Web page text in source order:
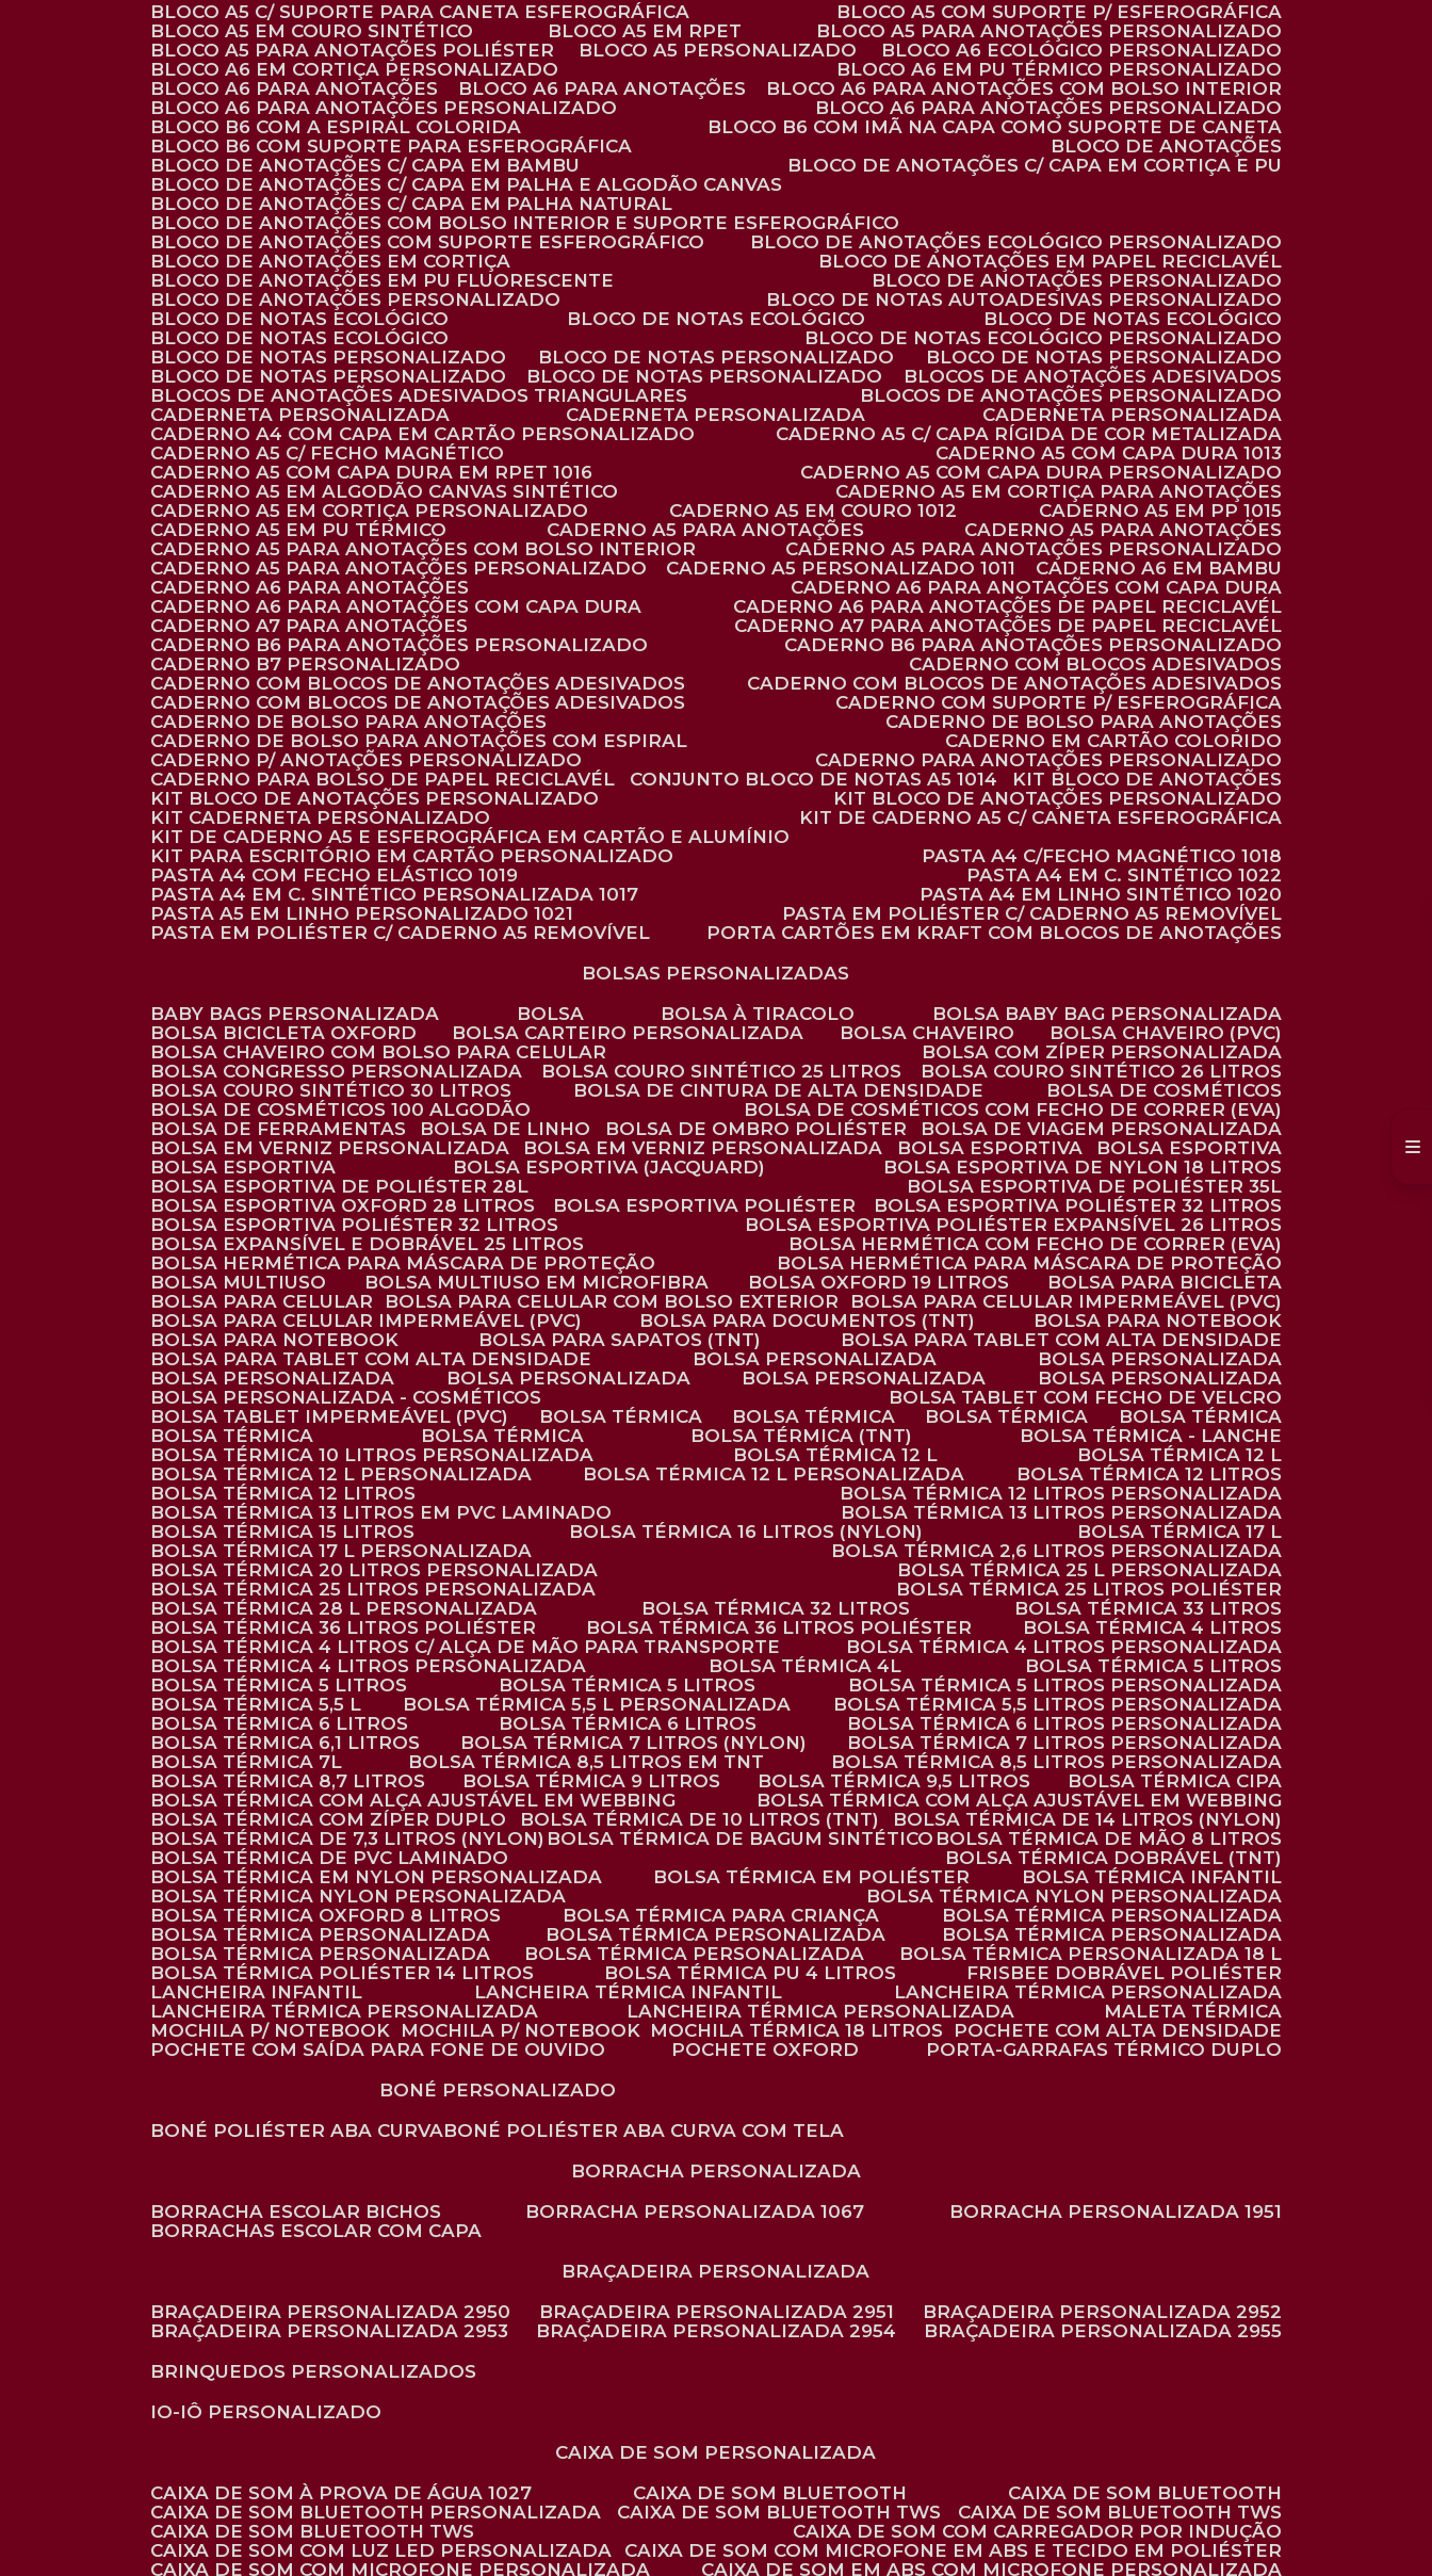
BLOCO A5 C/ SUPORTE PARA CANETA ESFEROGRÁFICA
BLOCO A5 COM SUPORTE P/ ESFEROGRÁFICA
BLOCO A5 EM COURO SINTÉTICO
BLOCO A5 EM RPET
BLOCO A5 PARA ANOTAÇÕES PERSONALIZADO
BLOCO A5 PARA ANOTAÇÕES POLIÉSTER
BLOCO A5 PERSONALIZADO
BLOCO A6 ECOLÓGICO PERSONALIZADO
BLOCO A6 EM CORTIÇA PERSONALIZADO
BLOCO A6 EM PU TÉRMICO PERSONALIZADO
BLOCO A6 PARA ANOTAÇÕES
BLOCO A6 PARA ANOTAÇÕES
BLOCO A6 PARA ANOTAÇÕES COM BOLSO INTERIOR
BLOCO A6 PARA ANOTAÇÕES PERSONALIZADO
BLOCO A6 PARA ANOTAÇÕES PERSONALIZADO
BLOCO B6 COM A ESPIRAL COLORIDA
BLOCO B6 COM IMÃ NA CAPA COMO SUPORTE DE CANETA
BLOCO B6 COM SUPORTE PARA ESFEROGRÁFICA
BLOCO DE ANOTAÇÕES
BLOCO DE ANOTAÇÕES C/ CAPA EM BAMBU
BLOCO DE ANOTAÇÕES C/ CAPA EM CORTIÇA E PU
BLOCO DE ANOTAÇÕES C/ CAPA EM PALHA E ALGODÃO CANVAS
BLOCO DE ANOTAÇÕES C/ CAPA EM PALHA NATURAL
BLOCO DE ANOTAÇÕES COM BOLSO INTERIOR E SUPORTE ESFEROGRÁFICO
BLOCO DE ANOTAÇÕES COM SUPORTE ESFEROGRÁFICO
BLOCO DE ANOTAÇÕES ECOLÓGICO PERSONALIZADO
BLOCO DE ANOTAÇÕES EM CORTIÇA
BLOCO DE ANOTAÇÕES EM PAPEL RECICLAVÉL
BLOCO DE ANOTAÇÕES EM PU FLUORESCENTE
BLOCO DE ANOTAÇÕES PERSONALIZADO
BLOCO DE ANOTAÇÕES PERSONALIZADO
BLOCO DE NOTAS AUTOADESIVAS PERSONALIZADO
BLOCO DE NOTAS ECOLÓGICO
BLOCO DE NOTAS ECOLÓGICO
BLOCO DE NOTAS ECOLÓGICO
BLOCO DE NOTAS ECOLÓGICO
BLOCO DE NOTAS ECOLÓGICO PERSONALIZADO
BLOCO DE NOTAS PERSONALIZADO
BLOCO DE NOTAS PERSONALIZADO
BLOCO DE NOTAS PERSONALIZADO
BLOCO DE NOTAS PERSONALIZADO
BLOCO DE NOTAS PERSONALIZADO
BLOCOS DE ANOTAÇÕES ADESIVADOS
BLOCOS DE ANOTAÇÕES ADESIVADOS TRIANGULARES
BLOCOS DE ANOTAÇÕES PERSONALIZADO
CADERNETA PERSONALIZADA
CADERNETA PERSONALIZADA
CADERNETA PERSONALIZADA
CADERNO A4 COM CAPA EM CARTÃO PERSONALIZADO
CADERNO A5 C/ CAPA RÍGIDA DE COR METALIZADA
CADERNO A5 C/ FECHO MAGNÉTICO
CADERNO A5 COM CAPA DURA 1013
CADERNO A5 COM CAPA DURA EM RPET 1016
CADERNO A5 COM CAPA DURA PERSONALIZADO
CADERNO A5 EM ALGODÃO CANVAS SINTÉTICO
CADERNO A5 EM CORTIÇA PARA ANOTAÇÕES
CADERNO A5 EM CORTIÇA PERSONALIZADO
CADERNO A5 EM COURO 1012
CADERNO A5 EM PP 1015
CADERNO A5 EM PU TÉRMICO
CADERNO A5 PARA ANOTAÇÕES
CADERNO A5 PARA ANOTAÇÕES
CADERNO A5 PARA ANOTAÇÕES COM BOLSO INTERIOR
CADERNO A5 PARA ANOTAÇÕES PERSONALIZADO
CADERNO A5 PARA ANOTAÇÕES PERSONALIZADO
CADERNO A5 PERSONALIZADO 1011
CADERNO A6 EM BAMBU
CADERNO A6 PARA ANOTAÇÕES
CADERNO A6 PARA ANOTAÇÕES COM CAPA DURA
CADERNO A6 PARA ANOTAÇÕES COM CAPA DURA
CADERNO A6 PARA ANOTAÇÕES DE PAPEL RECICLAVÉL
CADERNO A7 PARA ANOTAÇÕES
CADERNO A7 PARA ANOTAÇÕES DE PAPEL RECICLAVÉL
CADERNO B6 PARA ANOTAÇÕES PERSONALIZADO
CADERNO B6 PARA ANOTAÇÕES PERSONALIZADO
CADERNO B7 PERSONALIZADO
CADERNO COM BLOCOS ADESIVADOS
CADERNO COM BLOCOS DE ANOTAÇÕES ADESIVADOS
CADERNO COM BLOCOS DE ANOTAÇÕES ADESIVADOS
CADERNO COM BLOCOS DE ANOTAÇÕES ADESIVADOS
CADERNO COM SUPORTE P/ ESFEROGRÁFICA
CADERNO DE BOLSO PARA ANOTAÇÕES
CADERNO DE BOLSO PARA ANOTAÇÕES
CADERNO DE BOLSO PARA ANOTAÇÕES COM ESPIRAL
CADERNO EM CARTÃO COLORIDO
CADERNO P/ ANOTAÇÕES PERSONALIZADO
CADERNO PARA ANOTAÇÕES PERSONALIZADO
CADERNO PARA BOLSO DE PAPEL RECICLAVÉL
CONJUNTO BLOCO DE NOTAS A5 1014
KIT BLOCO DE ANOTAÇÕES
KIT BLOCO DE ANOTAÇÕES PERSONALIZADO
KIT BLOCO DE ANOTAÇÕES PERSONALIZADO
KIT CADERNETA PERSONALIZADO
KIT DE CADERNO A5 C/ CANETA ESFEROGRÁFICA
KIT DE CADERNO A5 E ESFEROGRÁFICA EM CARTÃO E ALUMÍNIO
KIT PARA ESCRITÓRIO EM CARTÃO PERSONALIZADO
PASTA A4 C/FECHO MAGNÉTICO 1018
PASTA A4 COM FECHO ELÁSTICO 1019
PASTA A4 EM C. SINTÉTICO 1022
PASTA A4 EM C. SINTÉTICO PERSONALIZADA 1017
PASTA A4 EM LINHO SINTÉTICO 1020
PASTA A5 EM LINHO PERSONALIZADO 1021
PASTA EM POLIÉSTER C/ CADERNO A5 REMOVÍVEL
PASTA EM POLIÉSTER C/ CADERNO A5 REMOVÍVEL
PORTA CARTÕES EM KRAFT COM BLOCOS DE ANOTAÇÕES
BOLSAS PERSONALIZADAS
BABY BAGS PERSONALIZADA
BOLSA BOLSA À TIRACOLO
BOLSA BABY BAG PERSONALIZADA
BOLSA BICICLETA OXFORD
BOLSA CARTEIRO PERSONALIZADA BOLSA CHAVEIRO
BOLSA CHAVEIRO (PVC)
BOLSA CHAVEIRO COM BOLSO PARA CELULAR
BOLSA COM ZÍPER PERSONALIZADA
BOLSA CONGRESSO PERSONALIZADA
BOLSA COURO SINTÉTICO 25 LITROS
BOLSA COURO SINTÉTICO 26 LITROS
BOLSA COURO SINTÉTICO 30 LITROS
BOLSA DE CINTURA DE ALTA DENSIDADE
BOLSA DE COSMÉTICOS
BOLSA DE COSMÉTICOS 100 ALGODÃO
BOLSA DE COSMÉTICOS COM FECHO DE CORRER (EVA)
BOLSA DE FERRAMENTAS
BOLSA DE LINHO BOLSA DE OMBRO POLIÉSTER
BOLSA DE VIAGEM PERSONALIZADA
BOLSA EM VERNIZ PERSONALIZADA
BOLSA EM VERNIZ PERSONALIZADA BOLSA ESPORTIVA
BOLSA ESPORTIVA
BOLSA ESPORTIVA
BOLSA ESPORTIVA (JACQUARD)
BOLSA ESPORTIVA DE NYLON 18 LITROS
BOLSA ESPORTIVA DE POLIÉSTER 28L
BOLSA ESPORTIVA DE POLIÉSTER 35L
BOLSA ESPORTIVA OXFORD 28 LITROS
BOLSA ESPORTIVA POLIÉSTER
BOLSA ESPORTIVA POLIÉSTER 32 LITROS
BOLSA ESPORTIVA POLIÉSTER 32 LITROS
BOLSA ESPORTIVA POLIÉSTER EXPANSÍVEL 26 LITROS
BOLSA EXPANSÍVEL E DOBRÁVEL 25 LITROS
BOLSA HERMÉTICA COM FECHO DE CORRER (EVA)
BOLSA HERMÉTICA PARA MÁSCARA DE PROTEÇÃO
BOLSA HERMÉTICA PARA MÁSCARA DE PROTEÇÃO
BOLSA MULTIUSO
BOLSA MULTIUSO EM MICROFIBRA BOLSA OXFORD 19 LITROS
BOLSA PARA BICICLETA
BOLSA PARA CELULAR
BOLSA PARA CELULAR COM BOLSO EXTERIOR
BOLSA PARA CELULAR IMPERMEÁVEL (PVC)
BOLSA PARA CELULAR IMPERMEÁVEL (PVC)
BOLSA PARA DOCUMENTOS (TNT)
BOLSA PARA NOTEBOOK
BOLSA PARA NOTEBOOK
BOLSA PARA SAPATOS (TNT)
BOLSA PARA TABLET COM ALTA DENSIDADE
BOLSA PARA TABLET COM ALTA DENSIDADE
BOLSA PERSONALIZADA
BOLSA PERSONALIZADA
BOLSA PERSONALIZADA
BOLSA PERSONALIZADA BOLSA PERSONALIZADA
BOLSA PERSONALIZADA
BOLSA PERSONALIZADA - COSMÉTICOS
BOLSA TABLET COM FECHO DE VELCRO
BOLSA TABLET IMPERMEÁVEL (PVC)
BOLSA TÉRMICA BOLSA TÉRMICA BOLSA TÉRMICA
BOLSA TÉRMICA
BOLSA TÉRMICA
BOLSA TÉRMICA BOLSA TÉRMICA (TNT)
BOLSA TÉRMICA - LANCHE
BOLSA TÉRMICA 10 LITROS PERSONALIZADA
BOLSA TÉRMICA 12 L
BOLSA TÉRMICA 12 L
BOLSA TÉRMICA 12 L PERSONALIZADA
BOLSA TÉRMICA 12 L PERSONALIZADA
BOLSA TÉRMICA 12 LITROS
BOLSA TÉRMICA 12 LITROS
BOLSA TÉRMICA 12 LITROS PERSONALIZADA
BOLSA TÉRMICA 13 LITROS EM PVC LAMINADO
BOLSA TÉRMICA 13 LITROS PERSONALIZADA
BOLSA TÉRMICA 15 LITROS
BOLSA TÉRMICA 16 LITROS (NYLON)
BOLSA TÉRMICA 17 L
BOLSA TÉRMICA 17 L PERSONALIZADA
BOLSA TÉRMICA 2,6 LITROS PERSONALIZADA
BOLSA TÉRMICA 20 LITROS PERSONALIZADA
BOLSA TÉRMICA 25 L PERSONALIZADA
BOLSA TÉRMICA 25 LITROS PERSONALIZADA
BOLSA TÉRMICA 25 LITROS POLIÉSTER
BOLSA TÉRMICA 28 L PERSONALIZADA
BOLSA TÉRMICA 32 LITROS
BOLSA TÉRMICA 33 LITROS
BOLSA TÉRMICA 36 LITROS POLIÉSTER
BOLSA TÉRMICA 36 LITROS POLIÉSTER
BOLSA TÉRMICA 4 LITROS
BOLSA TÉRMICA 4 LITROS C/ ALÇA DE MÃO PARA TRANSPORTE
BOLSA TÉRMICA 4 LITROS PERSONALIZADA
BOLSA TÉRMICA 4 LITROS PERSONALIZADA
BOLSA TÉRMICA 4L
BOLSA TÉRMICA 5 LITROS
BOLSA TÉRMICA 5 LITROS
BOLSA TÉRMICA 5 LITROS
BOLSA TÉRMICA 5 LITROS PERSONALIZADA
BOLSA TÉRMICA 5,5 L
BOLSA TÉRMICA 5,5 L PERSONALIZADA
BOLSA TÉRMICA 5,5 LITROS PERSONALIZADA
BOLSA TÉRMICA 6 LITROS
BOLSA TÉRMICA 6 LITROS
BOLSA TÉRMICA 6 LITROS PERSONALIZADA
BOLSA TÉRMICA 6,1 LITROS
BOLSA TÉRMICA 7 LITROS (NYLON)
BOLSA TÉRMICA 7 LITROS PERSONALIZADA
BOLSA TÉRMICA 7L
BOLSA TÉRMICA 8,5 LITROS EM TNT
BOLSA TÉRMICA 8,5 LITROS PERSONALIZADA
BOLSA TÉRMICA 8,7 LITROS
BOLSA TÉRMICA 9 LITROS BOLSA TÉRMICA 9,5 LITROS
BOLSA TÉRMICA CIPA
BOLSA TÉRMICA COM ALÇA AJUSTÁVEL EM WEBBING
BOLSA TÉRMICA COM ALÇA AJUSTÁVEL EM WEBBING
BOLSA TÉRMICA COM ZÍPER DUPLO
BOLSA TÉRMICA DE 10 LITROS (TNT)
BOLSA TÉRMICA DE 14 LITROS (NYLON)
BOLSA TÉRMICA DE 7,3 LITROS (NYLON)
BOLSA TÉRMICA DE BAGUM SINTÉTICO
BOLSA TÉRMICA DE MÃO 8 LITROS
BOLSA TÉRMICA DE PVC LAMINADO
BOLSA TÉRMICA DOBRÁVEL (TNT)
BOLSA TÉRMICA EM NYLON PERSONALIZADA
BOLSA TÉRMICA EM POLIÉSTER
BOLSA TÉRMICA INFANTIL
BOLSA TÉRMICA NYLON PERSONALIZADA
BOLSA TÉRMICA NYLON PERSONALIZADA
BOLSA TÉRMICA OXFORD 8 LITROS
BOLSA TÉRMICA PARA CRIANÇA
BOLSA TÉRMICA PERSONALIZADA
BOLSA TÉRMICA PERSONALIZADA
BOLSA TÉRMICA PERSONALIZADA
BOLSA TÉRMICA PERSONALIZADA
BOLSA TÉRMICA PERSONALIZADA
BOLSA TÉRMICA PERSONALIZADA
BOLSA TÉRMICA PERSONALIZADA 18 L
BOLSA TÉRMICA POLIÉSTER 14 LITROS
BOLSA TÉRMICA PU 4 LITROS
FRISBEE DOBRÁVEL POLIÉSTER
LANCHEIRA INFANTIL
LANCHEIRA TÉRMICA INFANTIL
LANCHEIRA TÉRMICA PERSONALIZADA
LANCHEIRA TÉRMICA PERSONALIZADA
LANCHEIRA TÉRMICA PERSONALIZADA
MALETA TÉRMICA
MOCHILA P/ NOTEBOOK
MOCHILA P/ NOTEBOOK MOCHILA TÉRMICA 18 LITROS
POCHETE COM ALTA DENSIDADE
POCHETE COM SAÍDA PARA FONE DE OUVIDO
POCHETE OXFORD
PORTA-GARRAFAS TÉRMICO DUPLO
BONÉ PERSONALIZADO
BONÉ POLIÉSTER ABA CURVA
BONÉ POLIÉSTER ABA CURVA COM TELA
BORRACHA PERSONALIZADA
BORRACHA ESCOLAR BICHOS
BORRACHA PERSONALIZADA 1067
BORRACHA PERSONALIZADA 1951
BORRACHAS ESCOLAR COM CAPA
BRAÇADEIRA PERSONALIZADA
BRAÇADEIRA PERSONALIZADA 2950
BRAÇADEIRA PERSONALIZADA 2951
BRAÇADEIRA PERSONALIZADA 2952
BRAÇADEIRA PERSONALIZADA 2953
BRAÇADEIRA PERSONALIZADA 2954
BRAÇADEIRA PERSONALIZADA 2955
BRINQUEDOS PERSONALIZADOS
IO-IÔ PERSONALIZADO
CAIXA DE SOM PERSONALIZADA
CAIXA DE SOM À PROVA DE ÁGUA 1027
CAIXA DE SOM BLUETOOTH
CAIXA DE SOM BLUETOOTH
CAIXA DE SOM BLUETOOTH PERSONALIZADA
CAIXA DE SOM BLUETOOTH TWS
CAIXA DE SOM BLUETOOTH TWS
CAIXA DE SOM BLUETOOTH TWS
CAIXA DE SOM COM CARREGADOR POR INDUÇÃO
CAIXA DE SOM COM LUZ LED PERSONALIZADA
CAIXA DE SOM COM MICROFONE EM ABS E TECIDO EM POLIÉSTER
CAIXA DE SOM COM MICROFONE PERSONALIZADA
CAIXA DE SOM EM ABS COM MICROFONE PERSONALIZADA